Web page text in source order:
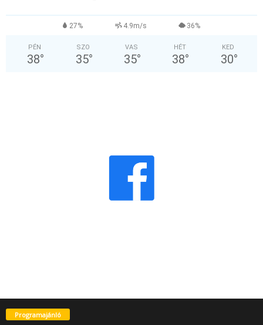
27% 4.9m/s 36%
PÉN
38°
SZO
35°
VAS
35°
HÉT
38°
KED
30°
Programajánló